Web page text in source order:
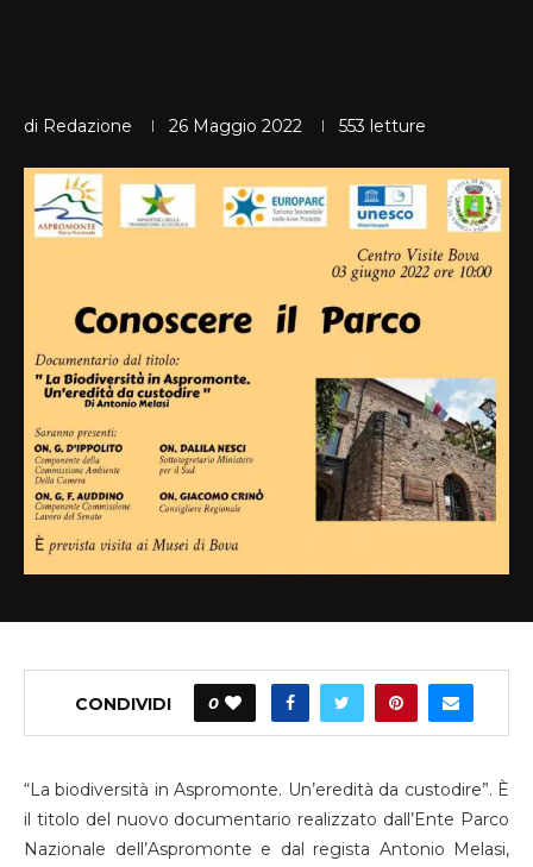
di Redazione 26 Maggio 2022 553 letture
CONDIVIDI 0
“La biodiversità in Aspromonte. Un’eredità da custodire”. È
il titolo del nuovo documentario realizzato dall’Ente Parco
Nazionale dell’Aspromonte e dal regista Antonio Melasi,